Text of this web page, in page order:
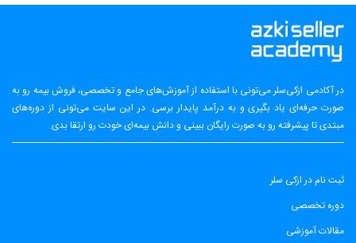
در آکادمی ازکی‌سلر می‌تونی با استفاده از آموزش‌های جامع و تخصصی، فروش بیمه رو به
صورت حرفه‌ای یاد بگیری و به درآمد پایدار برسی. در این سایت می‌تونی از دوره‌های
مبتدی تا پیشرفته رو به صورت رایگان ببینی و دانش بیمه‌ای خودت رو ارتقا بدی.
ثبت نام در ازکی سلر
دوره تخصصی
مقالات آموزشی